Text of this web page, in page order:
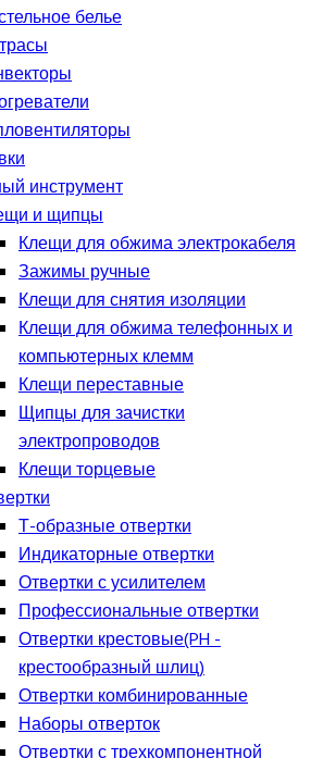
белье
инструмент
и щипцы
Клещи для обжима электрокабеля
Зажимы ручные
Клещи для снятия изоляции
Клещи для обжима телефонных и
компьютерных клемм
Клещи переставные
Щипцы для зачистки
электропроводов
Клещи торцевые
Т-образные отвертки
Индикаторные отвертки
Отвертки с усилителем
Профессиональные отвертки
Отвертки крестовые(PH -
крестообразный шлиц)
Отвертки комбинированные
Наборы отверток